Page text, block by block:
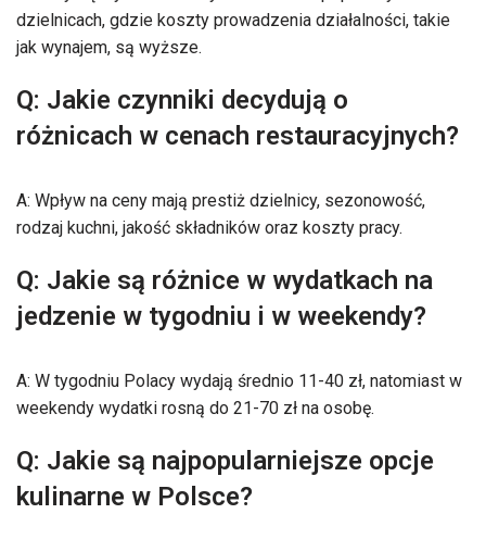
dzielnicach, gdzie koszty prowadzenia działalności, takie
jak wynajem, są wyższe.
Q: Jakie czynniki decydują o
różnicach w cenach restauracyjnych?
A: Wpływ na ceny mają prestiż dzielnicy, sezonowość,
rodzaj kuchni, jakość składników oraz koszty pracy.
Q: Jakie są różnice w wydatkach na
jedzenie w tygodniu i w weekendy?
A: W tygodniu Polacy wydają średnio 11-40 zł, natomiast w
weekendy wydatki rosną do 21-70 zł na osobę.
Q: Jakie są najpopularniejsze opcje
kulinarne w Polsce?